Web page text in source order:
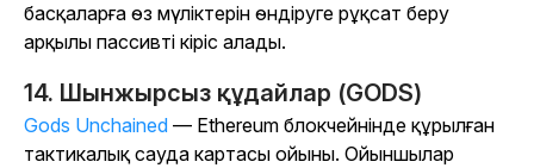
басқаларға өз мүліктерін өндіруге рұқсат беру
арқылы пассивті кіріс алады.
14. Шынжырсыз құдайлар (GODS)
Gods Unchained — Ethereum блокчейнінде құрылған
тактикалық сауда картасы ойыны. Ойыншылар